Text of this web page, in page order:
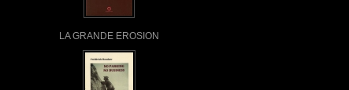
LA GRANDE EROSION